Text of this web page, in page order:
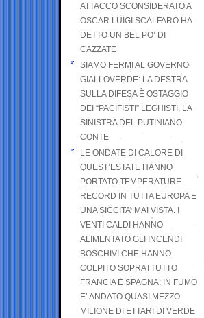
ATTACCO SCONSIDERATO A
OSCAR LUIGI SCALFARO HA
DETTO UN BEL PO’ DI
CAZZATE
SIAMO FERMI AL GOVERNO
GIALLOVERDE: LA DESTRA
SULLA DIFESA È OSTAGGIO
DEI “PACIFISTI” LEGHISTI, LA
SINISTRA DEL PUTINIANO
CONTE
LE ONDATE DI CALORE DI
QUEST’ESTATE HANNO
PORTATO TEMPERATURE
RECORD IN TUTTA EUROPA E
UNA SICCITA’ MAI VISTA. I
VENTI CALDI HANNO
ALIMENTATO GLI INCENDI
BOSCHIVI CHE HANNO
COLPITO SOPRATTUTTO
FRANCIA E SPAGNA: IN FUMO
E’ ANDATO QUASI MEZZO
MILIONE DI ETTARI DI VERDE